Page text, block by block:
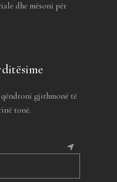
dhe mësoni për
gjithmonë të
tonë.